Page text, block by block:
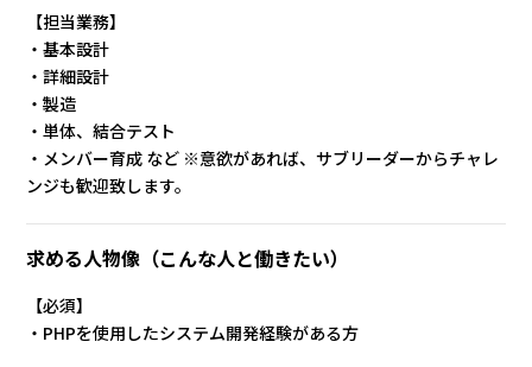
【担当業務】
・基本設計
・詳細設計
・製造
・単体、結合テスト
・メンバー育成 など ※意欲があれば、サブリーダーからチャレ
ンジも歓迎致します。
求める人物像 （こんな人と働きたい）
【必須】
・PHPを使用したシステム開発経験がある方